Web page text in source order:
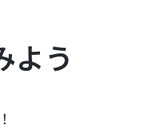
よう